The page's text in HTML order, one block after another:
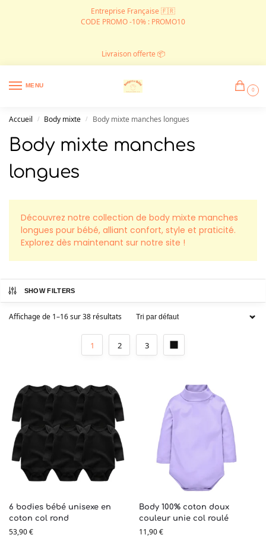
Entreprise Française 🇫🇷
CODE PROMO -10% : PROMO10
Livraison offerte 📦
MENU
0
Accueil / Body mixte / Body mixte manches longues
Body mixte manches
longues
Découvrez notre collection de body mixte manches
longues pour bébé, alliant confort, style et praticité.
Explorez dès maintenant sur notre site !
SHOW FILTERS
Affichage de 1–16 sur 38 résultats
1 2 3
6 bodies bébé unisexe en
coton col rond
53,90€
Body 100% coton doux
couleur unie col roulé
11,90€